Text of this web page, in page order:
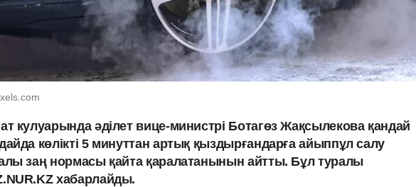
кулуарында әділет вице-министрі Ботагөз Жақсылекова қандай
көлікті 5 минуттан артық қыздырғандарға айыппұл салу
заң нормасы қайта қаралатанынын айтты. Бұл туралы
хабарлайды.